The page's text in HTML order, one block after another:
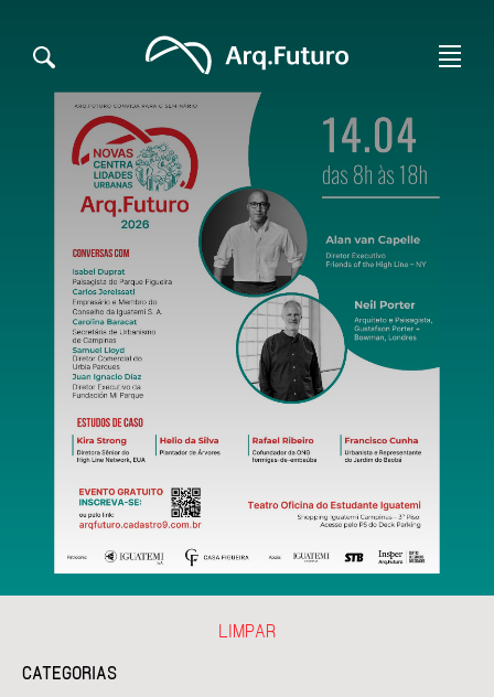
CATEGORIAS
LIMPAR